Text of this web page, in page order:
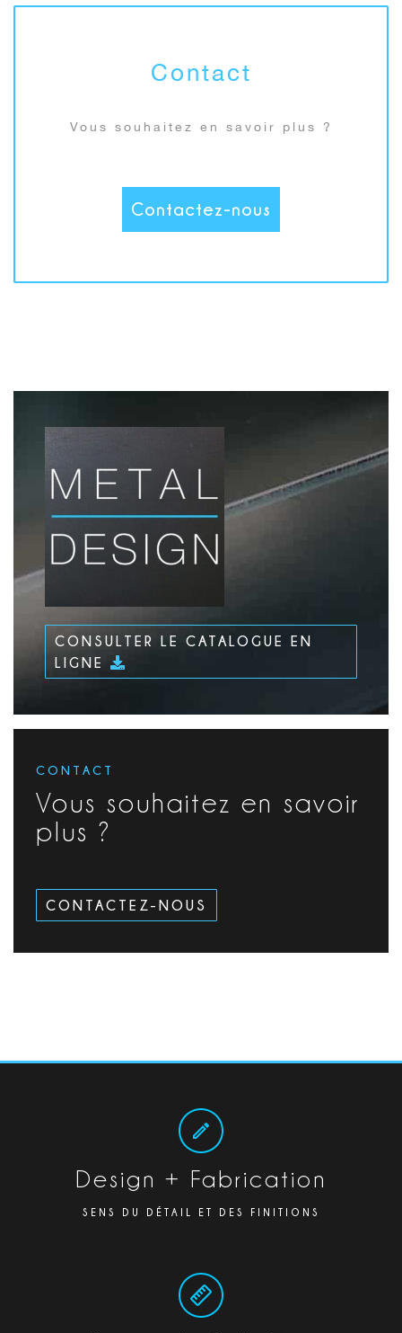
Contact
Vous souhaitez en savoir plus ?
Contactez-nous
CONSULTER LE CATALOGUE EN
LIGNE
CONTACT
Vous souhaitez en savoir
plus ?
CONTACTEZ-NOUS
Design + Fabrication
SENS DU DÉTAIL ET DES FINITIONS